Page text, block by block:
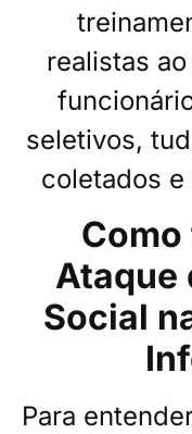
realistas
seletivos,
coletados e
Ataque
Social
Para